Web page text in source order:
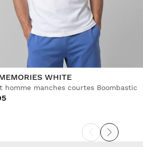
WHITE
homme manches courtes Boombastic